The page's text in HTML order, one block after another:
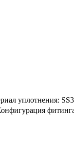
уплотнения: